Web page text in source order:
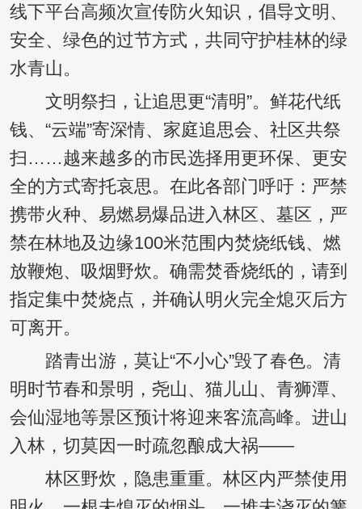
线下平台高频次宣传防火知识，倡导文明、
安全、绿色的过节方式，共同守护桂林的绿
水青山。
文明祭扫，让追思更“清明”。鲜花代纸
钱、“云端”寄深情、家庭追思会、社区共祭
扫……越来越多的市民选择用更环保、更安
全的方式寄托哀思。在此各部门呼吁：严禁
携带火种、易燃易爆品进入林区、墓区，严
禁在林地及边缘100米范围内焚烧纸钱、燃
放鞭炮、吸烟野炊。确需焚香烧纸的，请到
指定集中焚烧点，并确认明火完全熄灭后方
可离开。
踏青出游，莫让“不小心”毁了春色。清
明时节春和景明，尧山、猫儿山、青狮潭、
会仙湿地等景区预计将迎来客流高峰。进山
入林，切莫因一时疏忽酿成大祸——
林区野炊，隐患重重。林区内严禁使用